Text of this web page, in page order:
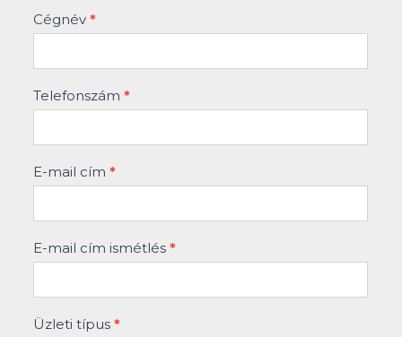
Cégnév*
Telefonszám*
E-mail cím*
E-mail cím ismétlés*
Üzleti típus*